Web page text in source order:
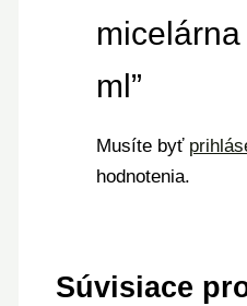
ml”
Musíte byť
hodnotenia.
Súvisiace